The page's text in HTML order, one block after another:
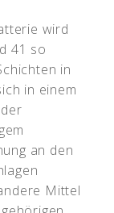
wird
41 so
in
in einem
an den
Mittel